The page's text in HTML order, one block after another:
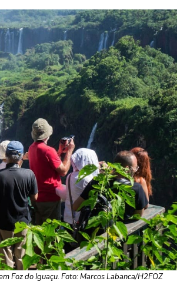
Foz do Iguaçu. Foto: Marcos Labanca/H2FOZ